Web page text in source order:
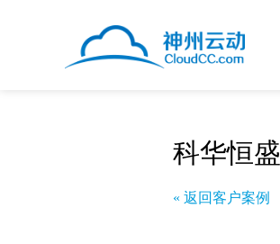
科华恒盛
« 返回客户案例